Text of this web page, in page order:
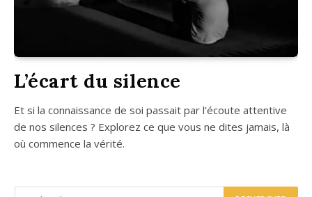
L’écart du silence
Et si la connais­sance de soi pas­sait par l’é­coute atten­tive
de nos silences ? Explo­rez ce que vous ne dites jamais, là
où com­mence la véri­té.